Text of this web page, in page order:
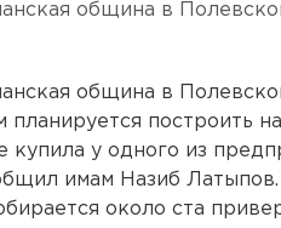
община в
община в
планируется построить
у одного из
имам Назиб
около ста